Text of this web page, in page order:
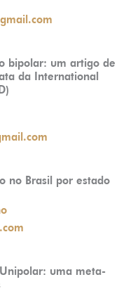
bipolar: um artigo de
da International
no Brasil por estado
uma meta-